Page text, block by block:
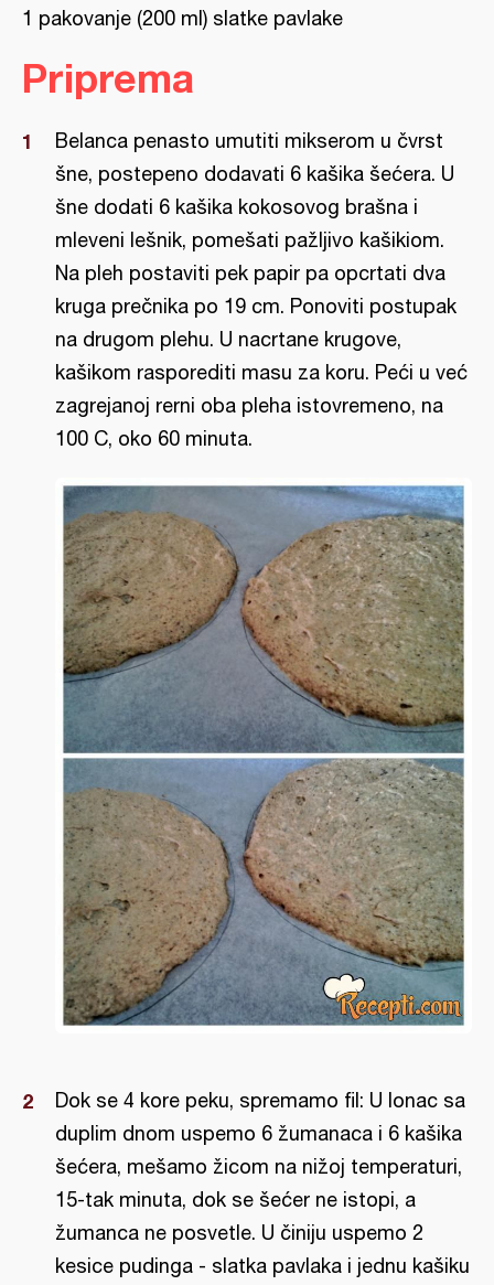
1 pakovanje (200 ml) slatke pavlake
Priprema
Belanca penasto umutiti mikserom u čvrst
šne, postepeno dodavati 6 kašika šećera. U
šne dodati 6 kašika kokosovog brašna i
mleveni lešnik, pomešati pažljivo kašikiom.
Na pleh postaviti pek papir pa opcrtati dva
kruga prečnika po 19 cm. Ponoviti postupak
na drugom plehu. U nacrtane krugove,
kašikom rasporediti masu za koru. Peći u već
zagrejanoj rerni oba pleha istovremeno, na
100 C, oko 60 minuta.
Dok se 4 kore peku, spremamo fil: U lonac sa
duplim dnom uspemo 6 žumanaca i 6 kašika
šećera, mešamo žicom na nižoj temperaturi,
15-tak minuta, dok se šećer ne istopi, a
žumanca ne posvetle. U činiju uspemo 2
kesice pudinga - slatka pavlaka i jednu kašiku